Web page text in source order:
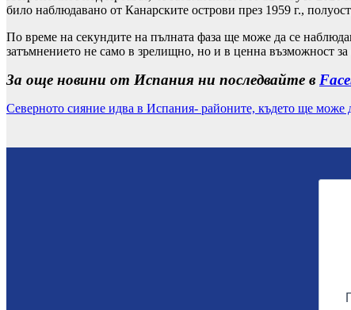
било наблюдавано от Канарските острови през 1959 г.,
По време на секундите на пълната фаза ще може да се
затъмнението не само в зрелищно, но и в ценна възможност за
За още новини от Испания ни последвайте в
Северното сияние идва в Испания- районите, където ще може